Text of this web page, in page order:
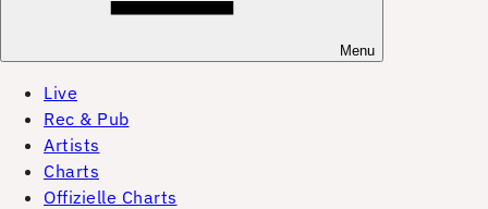
Menu
Live
Rec & Pub
Artists
Charts
Offizielle Charts